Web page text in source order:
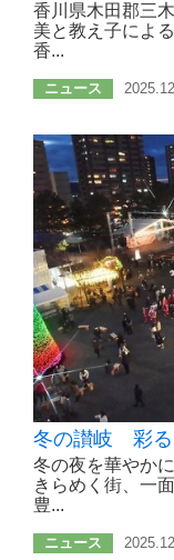
香川県木田郡三
美と教え子によ
香...
ニュース
冬の讃岐 彩る
冬の夜を華やか
きらめく街、一
豊...
ニュース